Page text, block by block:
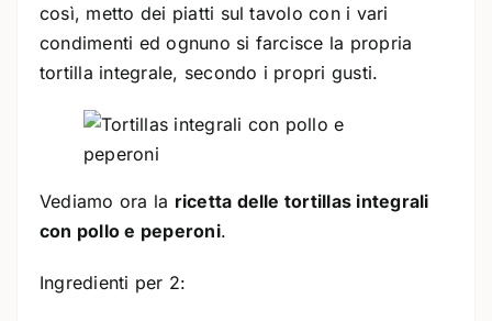
così, metto dei piatti sul tavolo con i vari
condimenti ed ognuno si farcisce la propria
tortilla integrale, secondo i propri gusti.
Vediamo ora la ricetta delle tortillas integrali
con pollo e peperoni.
Ingredienti per 2: